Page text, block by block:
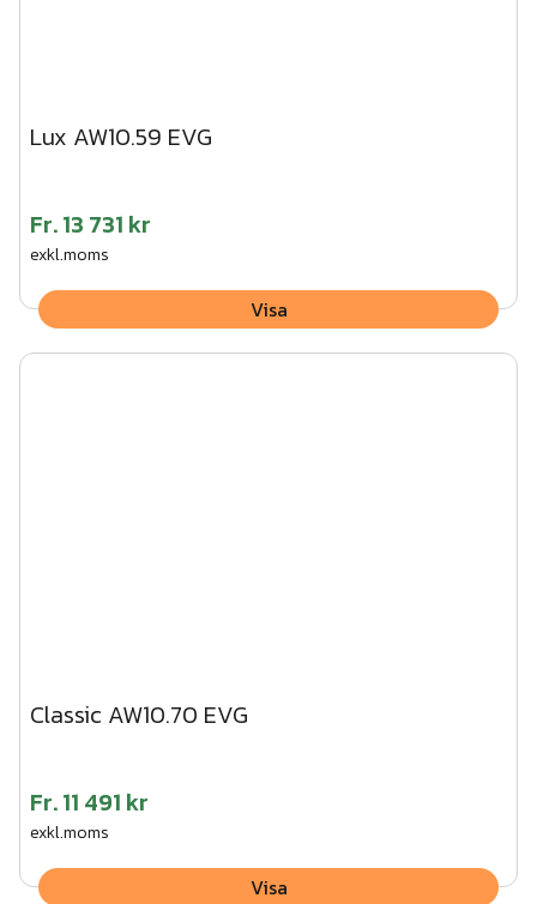
Lux AW10.59 EVG
Fr.13 731 kr
exkl.moms
Visa
Classic AW10.70 EVG
Fr.11 491 kr
exkl.moms
Visa